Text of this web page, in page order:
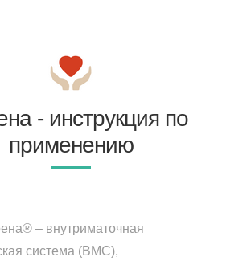
- инструкция по
применению
– внутриматочная
система (ВМС),